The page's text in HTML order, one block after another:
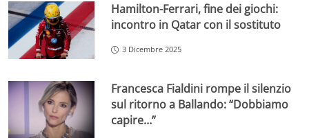
Hamilton-Ferrari, fine dei giochi:
incontro in Qatar con il sostituto
3 Dicembre 2025
Francesca Fialdini rompe il silenzio
sul ritorno a Ballando: “Dobbiamo
capire…”